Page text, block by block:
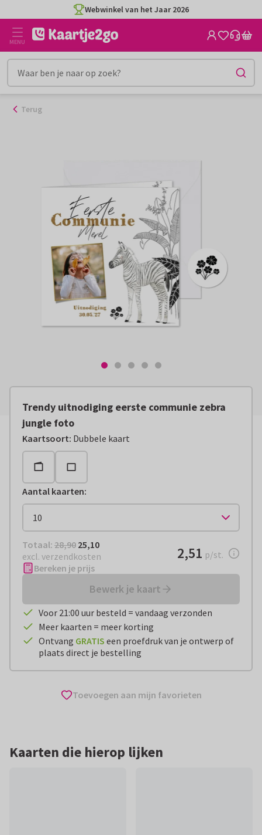
naar
inhoud
Webwinkel van het Jaar 2026
MENU
Terug
Trendy uitnodiging eerste communie zebra
jungle foto
Kaartsoort: Dubbele kaart
Aantal kaarten:
Totaal: € 25,10
Totaal: 28,90 25,10
excl. verzendkosten
€ 2,51 per stuk
2,51 p/st.
Bereken je prijs
Bewerk je kaart
Voor 21:00 uur besteld = vandaag verzonden
Meer kaarten = meer korting
Ontvang GRATIS een proefdruk van je ontwerp of
plaats direct je bestelling
Toevoegen aan mijn favorieten
Kaarten die hierop lijken